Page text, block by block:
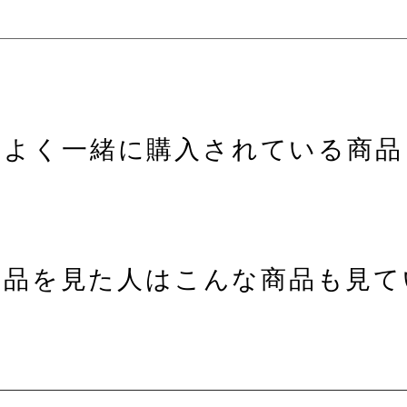
よく一緒に購入されている商品
を見た人はこんな商品も見